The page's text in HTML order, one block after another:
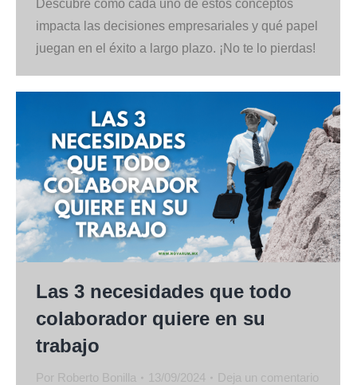
Descubre cómo cada uno de estos conceptos
impacta las decisiones empresariales y qué papel
juegan en el éxito a largo plazo. ¡No te lo pierdas!
Las 3 necesidades que todo
colaborador quiere en su
trabajo
Por Roberto Bonilla 13/09/2024 Deja un comentario